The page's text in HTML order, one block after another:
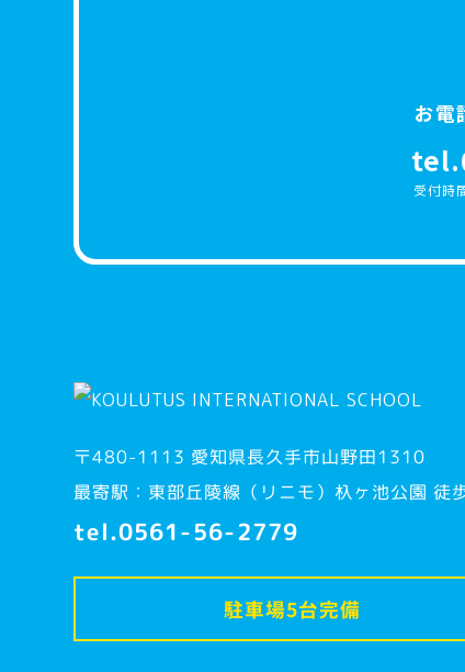
お電
受付時
〒480-1113 愛知県長久手市山野田1310
最寄駅：東部丘陵線（リニモ）杁ヶ池公園 徒
tel.0561-56-2779
駐車場5台完備